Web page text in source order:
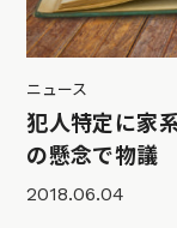
ニュース
犯人特定に家
の懸念で物議
2018.06.04